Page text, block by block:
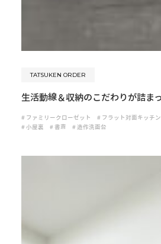
TATSUKEN ORDER
生活動線＆収納のこだわりが詰ま
# ファミリークローゼット # フラット対面キッチン
# 小屋裏 # 書斎 # 造作洗面台